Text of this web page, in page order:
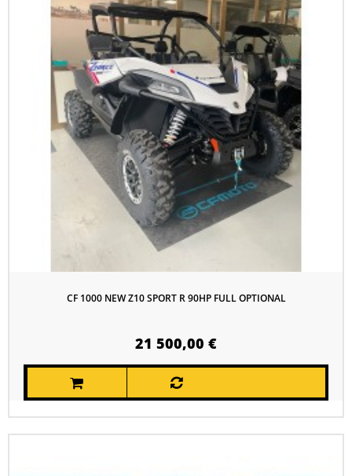
CF 1000 NEW Z10 SPORT R 90HP FULL OPTIONAL
21 500,00 €